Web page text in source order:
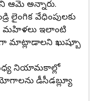
ఆమె అన్నారు.
లైంగిక వేధింపులకు
మహిళలు ఇలాంటి
మాట్లాడాలని ఖుష్బూ
నియామకాల్లో
డీసీడబ్ల్యూ